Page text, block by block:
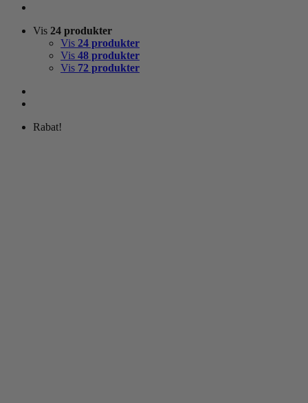
Vis 24 produkter
Vis 24 produkter
Vis 48 produkter
Vis 72 produkter
Rabat!